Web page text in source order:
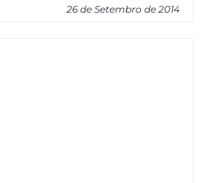
26 de Setembro de 2014